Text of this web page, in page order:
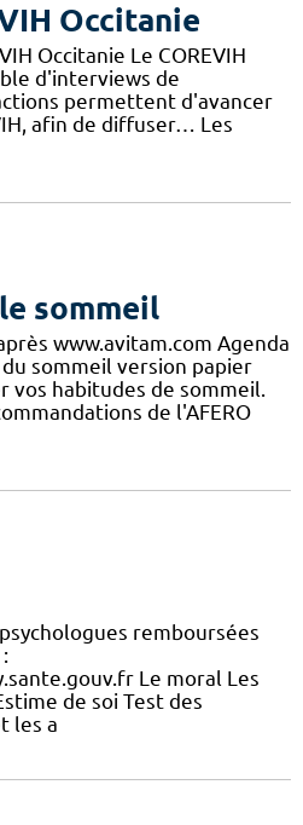
Occitanie
Occitanie Le COREVIH
d'interviews de
permettent d'avancer
afin de diffuser… Les
sommeil
www.avitam.com Agenda
sommeil version papier
habitudes de sommeil.
de l'AFERO
remboursées
Le moral Les
de soi Test des
les a